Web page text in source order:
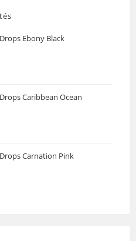
Ebony Black
Caribbean Ocean
Carnation Pink